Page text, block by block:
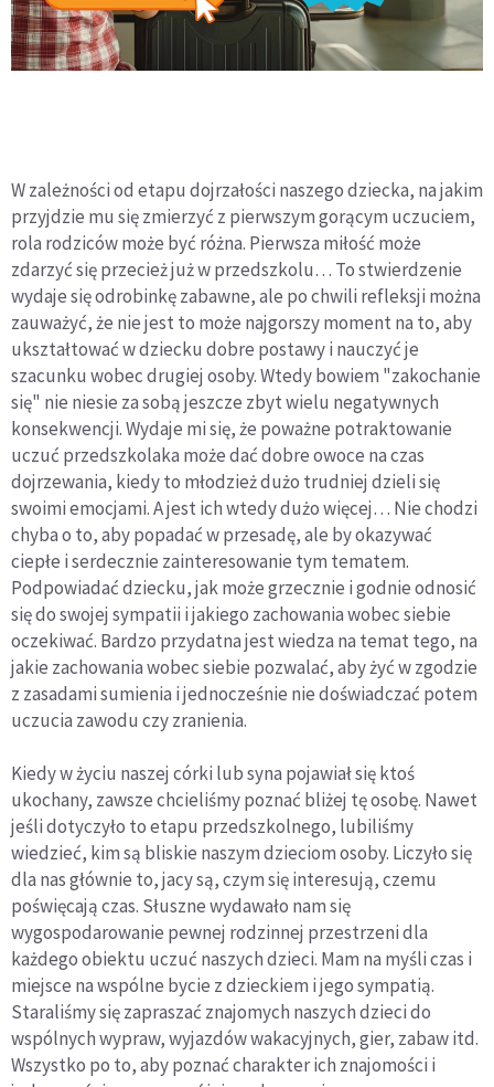
W zależności od etapu dojrzałości naszego dziecka, na jakim
przyjdzie mu się zmierzyć z pierwszym gorącym uczuciem,
rola rodziców może być różna. Pierwsza miłość może
zdarzyć się przecież już w przedszkolu… To stwierdzenie
wydaje się odrobinkę zabawne, ale po chwili refleksji można
zauważyć, że nie jest to może najgorszy moment na to, aby
ukształtować w dziecku dobre postawy i nauczyć je
szacunku wobec drugiej osoby. Wtedy bowiem "zakochanie
się" nie niesie za sobą jeszcze zbyt wielu negatywnych
konsekwencji. Wydaje mi się, że poważne potraktowanie
uczuć przedszkolaka może dać dobre owoce na czas
dojrzewania, kiedy to młodzież dużo trudniej dzieli się
swoimi emocjami. A jest ich wtedy dużo więcej… Nie chodzi
chyba o to, aby popadać w przesadę, ale by okazywać
ciepłe i serdecznie zainteresowanie tym tematem.
Podpowiadać dziecku, jak może grzecznie i godnie odnosić
się do swojej sympatii i jakiego zachowania wobec siebie
oczekiwać. Bardzo przydatna jest wiedza na temat tego, na
jakie zachowania wobec siebie pozwalać, aby żyć w zgodzie
z zasadami sumienia i jednocześnie nie doświadczać potem
uczucia zawodu czy zranienia.
Kiedy w życiu naszej córki lub syna pojawiał się ktoś
ukochany, zawsze chcieliśmy poznać bliżej tę osobę. Nawet
jeśli dotyczyło to etapu przedszkolnego, lubiliśmy
wiedzieć, kim są bliskie naszym dzieciom osoby. Liczyło się
dla nas głównie to, jacy są, czym się interesują, czemu
poświęcają czas. Słuszne wydawało nam się
wygospodarowanie pewnej rodzinnej przestrzeni dla
każdego obiektu uczuć naszych dzieci. Mam na myśli czas i
miejsce na wspólne bycie z dzieckiem i jego sympatią.
Staraliśmy się zapraszać znajomych naszych dzieci do
wspólnych wypraw, wyjazdów wakacyjnych, gier, zabaw itd.
Wszystko po to, aby poznać charakter ich znajomości i